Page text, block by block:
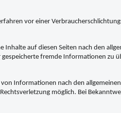
vor einer
auf diesen Seiten nach den
fremde Informationen zu
Informationen nach den
möglich. Bei